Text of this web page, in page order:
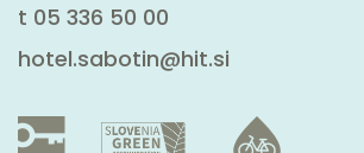
t 05 336 50 00
hotel.sabotin@hit.si